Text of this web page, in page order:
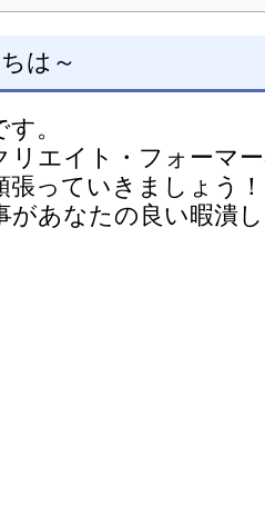
は～
。
リエイト・フォーマ
張っていきましょう！
があなたの良い暇潰